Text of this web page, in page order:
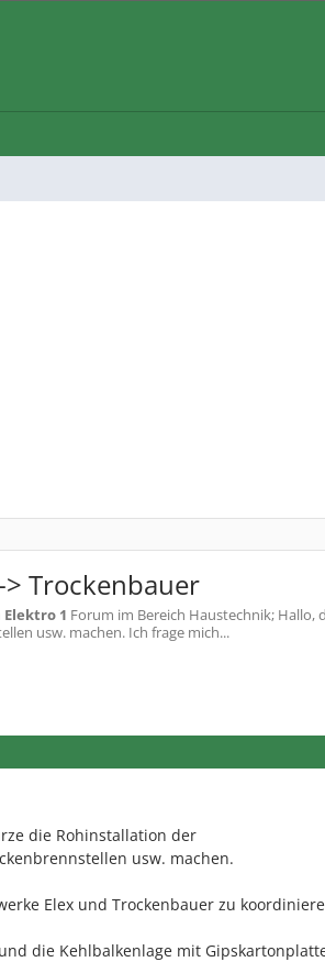
Trockenbauer
Elektro 1 Forum im Bereich Haustechnik; Hallo,
usw. machen. Ich frage mich...
die Rohinstallation der
usw. machen.
Elex und Trockenbauer zu
die Kehlbalkenlage mit